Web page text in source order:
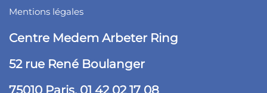
Mentions légales
Centre Medem Arbeter Ring
52 rue René Boulanger
75010 Paris. 01 42 02 17 08